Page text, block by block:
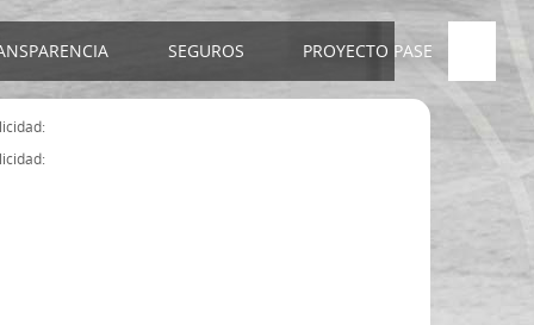
2024
SEGUROS
SEGURO JUDEX
PROYECTO PASE